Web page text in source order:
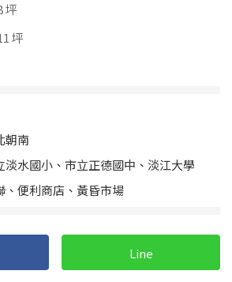
70~80 坪
坪
坪
坪
朝南
淡水國小、市立正德國中、淡江大學
、便利商店、黃昏市場
Line